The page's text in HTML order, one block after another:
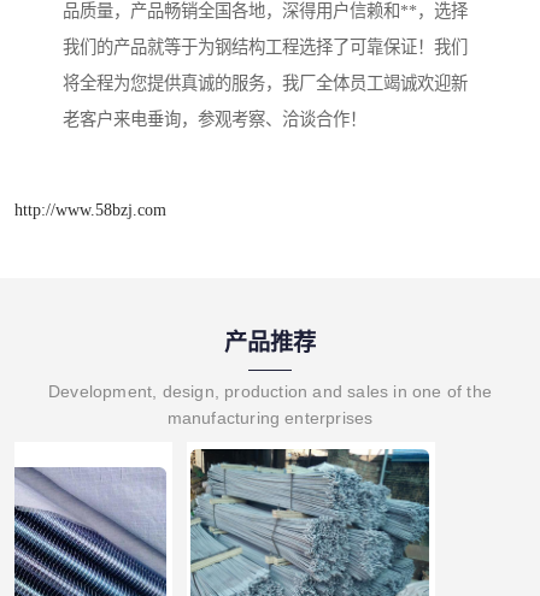
品质量，产品畅销全国各地，深得用户信赖和**，选择
我们的产品就等于为钢结构工程选择了可靠保证！我们
将全程为您提供真诚的服务，我厂全体员工竭诚欢迎新
老客户来电垂询，参观考察、洽谈合作！
http://www.58bzj.com
产品推荐
Development, design, production and sales in one of the
manufacturing enterprises